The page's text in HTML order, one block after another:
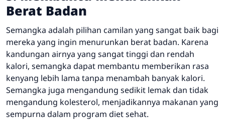
Berat Badan
Semangka adalah pilihan camilan yang sangat baik bagi
mereka yang ingin menurunkan berat badan. Karena
kandungan airnya yang sangat tinggi dan rendah
kalori, semangka dapat membantu memberikan rasa
kenyang lebih lama tanpa menambah banyak kalori.
Semangka juga mengandung sedikit lemak dan tidak
mengandung kolesterol, menjadikannya makanan yang
sempurna dalam program diet sehat.